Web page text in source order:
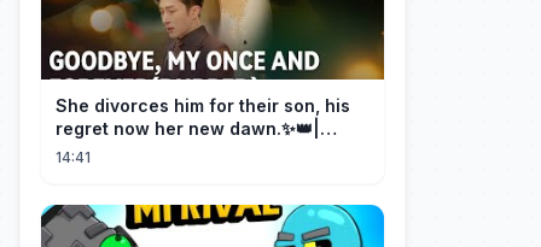
She divorces him for their son, his
regret now her new dawn.✨👑|
DramaBox
14:41